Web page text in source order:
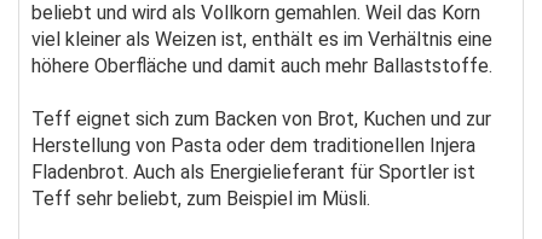
beliebt und wird als Vollkorn gemahlen. Weil das Korn
viel kleiner als Weizen ist, enthält es im Verhältnis eine
höhere Oberfläche und damit auch mehr Ballaststoffe.
Teff eignet sich zum Backen von Brot, Kuchen und zur
Herstellung von Pasta oder dem traditionellen Injera
Fladenbrot. Auch als Energielieferant für Sportler ist
Teff sehr beliebt, zum Beispiel im Müsli.